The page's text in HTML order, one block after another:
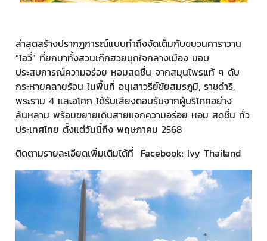
ล่าสุดสร้างปรากฎการณ์แบบทำถึงจัดเต็มกับขบวนคาราวาน
“ไอวี่” ที่ยกมาทั้งสวนเก๊กฮวยบุกใจกลางเมือง มอบ
ประสบการณ์ความอร่อย หอมสดชื่น จากสมุนไพรแท้ ๆ ดับ
กระหายคลายร้อน ในพื้นที่ อนุเสาวรีย์ชัยสมรภูมิ, ราชดำริ,
พระราม 4 และอโศก ได้รับเสียงตอบรับจากผู้บริโภคอย่าง
ล้นหลาม พร้อมขยายเดินสายแจกความอร่อย หอม สดชื่น ทั่ว
ประเทศไทย ตั้งแต่วันนี้ถึง พฤษภาคม 2568
ติดตามรายละเอียดเพิ่มเติมได้ที่ Facebook: Ivy Thailand